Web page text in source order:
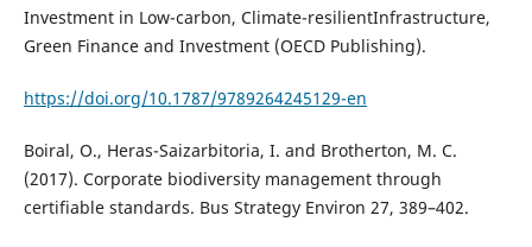
Investment in Low-carbon, Climate-resilientInfrastructure,
Green Finance and Investment (OECD Publishing).
https://doi.org/10.1787/9789264245129-en
Boiral, O., Heras-Saizarbitoria, I. and Brotherton, M. C.
(2017). Corporate biodiversity management through
certifiable standards. Bus Strategy Environ 27, 389–402.